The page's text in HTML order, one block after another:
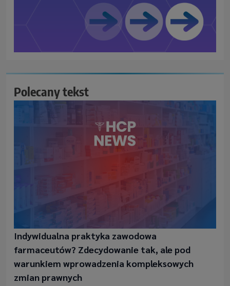
Polecany tekst
Indywidualna praktyka zawodowa
farmaceutów? Zdecydowanie tak, ale pod
warunkiem wprowadzenia kompleksowych
zmian prawnych